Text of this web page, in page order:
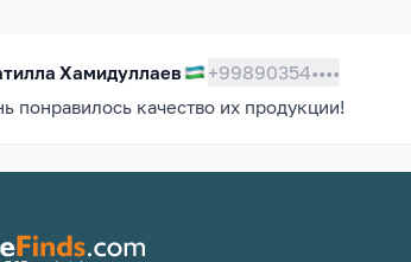
Хамидуллаев +99890354••••
понравилось качество их продукции!